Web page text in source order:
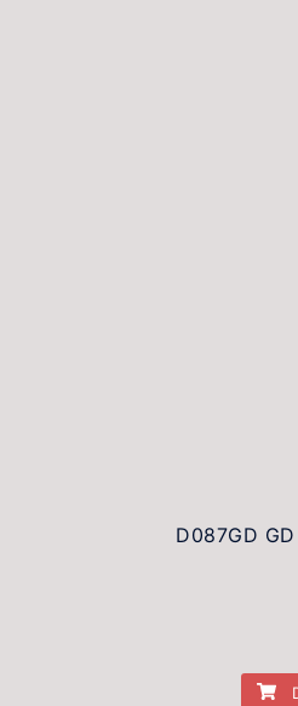
D087GD